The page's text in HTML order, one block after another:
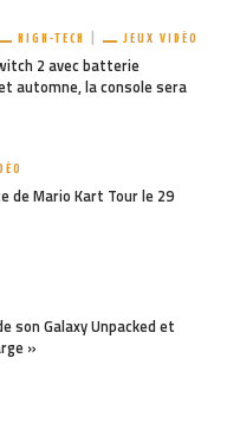
HIGH-TECH JEUX VIDÉO
2 avec batterie
automne, la console sera
de Mario Kart Tour le 29
son Galaxy Unpacked et
»